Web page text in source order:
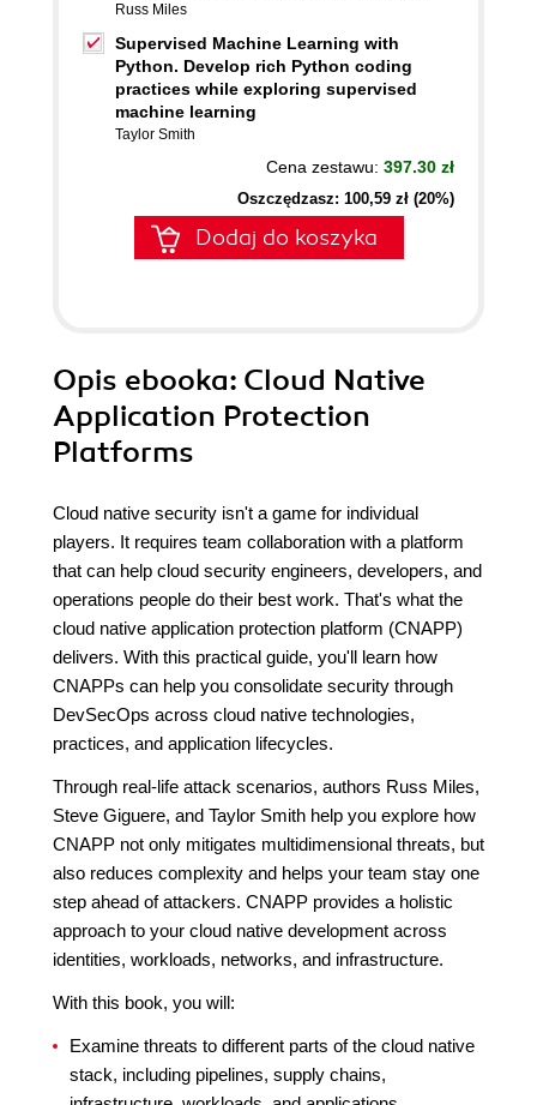
Russ Miles
Supervised Machine Learning with
Python. Develop rich Python coding
practices while exploring supervised
machine learning
Taylor Smith
Cena zestawu: 397.30 zł
Oszczędzasz: 100,59 zł (20%)
Dodaj do koszyka
Opis ebooka: Cloud Native
Application Protection
Platforms
Cloud native security isn't a game for individual
players. It requires team collaboration with a platform
that can help cloud security engineers, developers, and
operations people do their best work. That's what the
cloud native application protection platform (CNAPP)
delivers. With this practical guide, you'll learn how
CNAPPs can help you consolidate security through
DevSecOps across cloud native technologies,
practices, and application lifecycles.
Through real-life attack scenarios, authors Russ Miles,
Steve Giguere, and Taylor Smith help you explore how
CNAPP not only mitigates multidimensional threats, but
also reduces complexity and helps your team stay one
step ahead of attackers. CNAPP provides a holistic
approach to your cloud native development across
identities, workloads, networks, and infrastructure.
With this book, you will:
Examine threats to different parts of the cloud native
stack, including pipelines, supply chains,